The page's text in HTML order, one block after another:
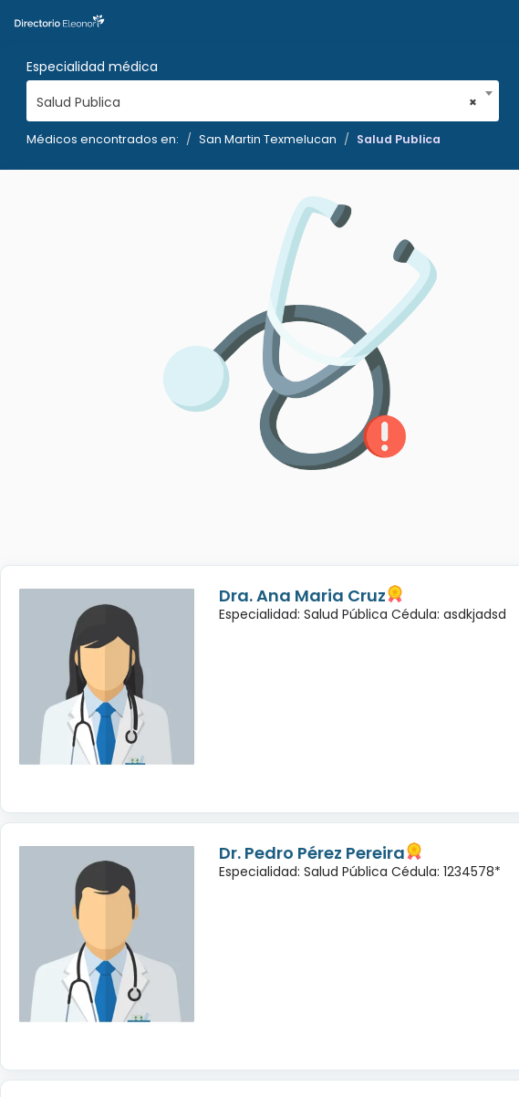
Especialidad médica
×
Salud Publica
Médicos encontrados en: San Martin Texmelucan Salud Publica
Dra. Ana Maria Cruz
Especialidad: Salud Pública Cédula: asdkjadsd
Dr. Pedro Pérez Pereira
Especialidad: Salud Pública Cédula: 1234578*